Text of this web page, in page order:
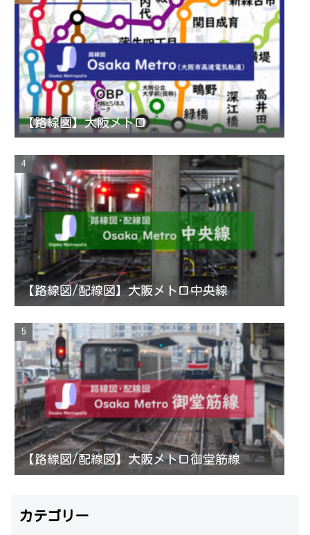
e
【路線図】大阪メトロ
【路線図/配線図】大阪メトロ中央線
【路線図/配線図】大阪メトロ御堂筋線
カテゴリー